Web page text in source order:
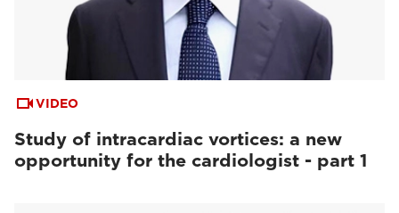
VIDEO
Study of intracardiac vortices: a new
opportunity for the cardiologist - part 1